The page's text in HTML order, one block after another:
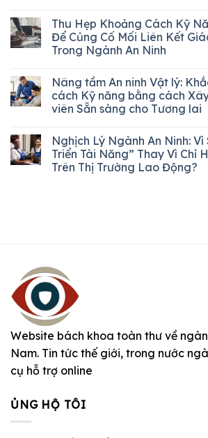
Thu Hẹp Khoảng Cách Kỹ
Để Củng Cố Mối Liên Kết
Trong Ngành An Ninh
Nâng tầm An ninh Vật lý:
cách Kỹ năng bằng cách
viên Sẵn sàng cho Tương lai
Nghịch Lý Ngành An Ninh: Vì
Triển Tài Năng” Thay Vì Chỉ
Trên Thị Trường Lao Động?
Website bách khoa toàn thư về
Nam. Tin tức thế giới, trong nước
cụ hỗ trợ online
ỦNG HỘ TÔI